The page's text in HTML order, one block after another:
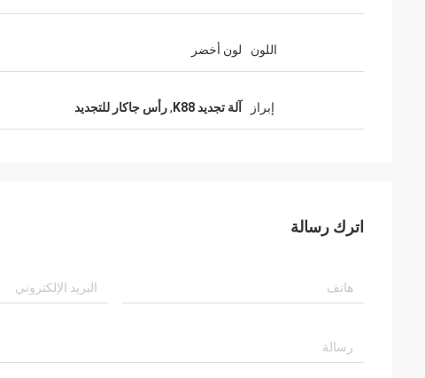
اللون لون أخضر
إبراز آلة تجديد K88 ,رأس جاكار للتجديد
اترك رسالة